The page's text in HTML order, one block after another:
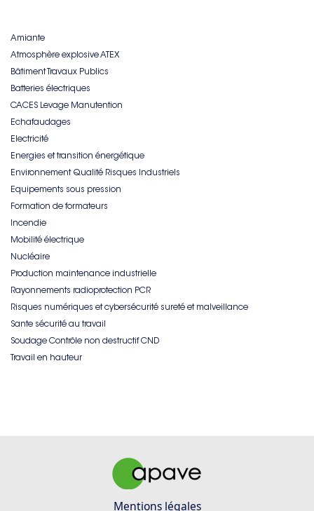
Amiante
Atmosphère explosive ATEX
Bâtiment Travaux Publics
Batteries électriques
CACES Levage Manutention
Echafaudages
Electricité
Energies et transition énergétique
Environnement Qualité Risques Industriels
Equipements sous pression
Formation de formateurs
Incendie
Mobilité électrique
Nucléaire
Production maintenance industrielle
Rayonnements radioprotection PCR
Risques numériques et cybersécurité sureté et malveillance
Sante sécurité au travail
Soudage Contrôle non destructif CND
Travail en hauteur
Mentions légales